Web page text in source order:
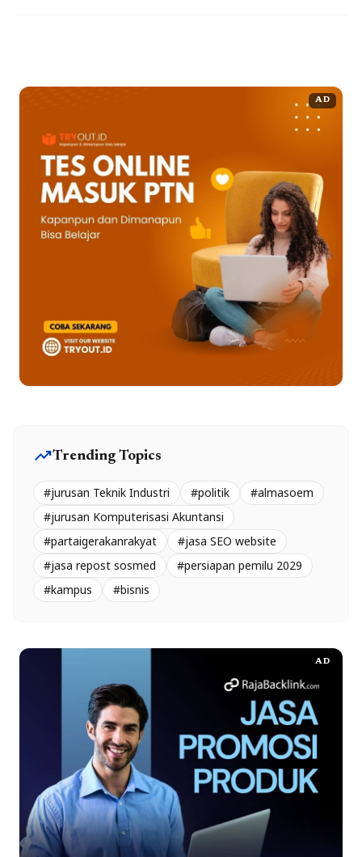
AD
trending_upTrending Topics
#jurusan Teknik Industri #politik
#almasoem
#jurusan Komputerisasi Akuntansi
#partaigerakanrakyat
#jasa SEO website
#jasa repost sosmed
#persiapan pemilu 2029
#kampus
#bisnis
AD